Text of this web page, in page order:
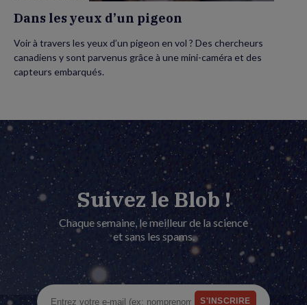
Dans les yeux d’un pigeon
Voir à travers les yeux d’un pigeon en vol ? Des chercheurs
canadiens y sont parvenus grâce à une mini-caméra et des
capteurs embarqués.
Suivez le Blob !
Chaque semaine, le meilleur de la science
et sans les spams.